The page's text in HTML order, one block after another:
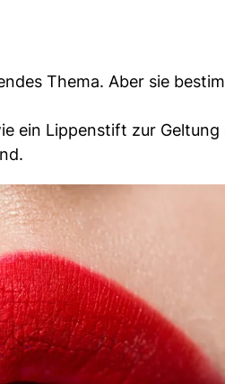
Thema. Aber sie
ein Lippenstift zur